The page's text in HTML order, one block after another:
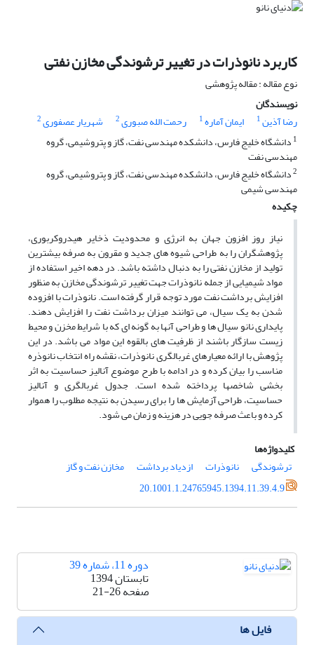
کاربرد نانوذرات در تغییر ترشوندگی مخازن نفتی
نوع مقاله : مقاله پژوهشی
نویسندگان
رضا آذین1 ایمان آماره1 رحمت الله صبوری2 شهریار عصفوری2
1 دانشگاه خلیج فارس، دانشکده مهندسی نفت، گاز و پتروشیمی، گروه
مهندسی نفت
2دانشگاه خلیج فارس، دانشکده مهندسی نفت، گاز و پتروشیمی، گروه
مهندسی شیمی
چکیده
نیاز روز افزون جهان به انرژی و محدودیت ذخایر هیدروکربوری،
پژوهشگران را به طراحی شیوه های جدید و مقرون به صرفه بیشترین
تولید از مخازن نفتی را به دنبال داشته باشد. در دهه اخیر استفاده از
مواد شیمیایی از جمله نانوذرات جهت تغییر ترشوندگی مخازن به منظور
افزایش برداشت نفت مورد توجه قرار گرفته است. نانوذرات با افزوده
شدن به یک سیال، می توانند میزان برداشت نفت را افزایش دهند.
پایداری نانو سیال ها و طراحی آنها به گونه ای که با شرایط مخزن و محیط
زیست سازگار باشند از ظرفیت های بالقوه این مواد می باشد. در این
پژوهش با ارائه معیارهای غربالگری نانوذرات، نقشه راه انتخاب نانوذره
مناسب را بیان کرده و در ادامه با طرح موضوع آنالیز حساسیت به اثر
بخشی شاخصها پرداخته شده است. جدول غربالگری و آنالیز
حساسیت، طراحی آزمایش ها را برای رسیدن به نتیجه مطلوب را هموار
کرده و باعث صرفه جویی در هزینه و زمان می شود.
کلیدواژه‌ها
ترشوندگی
نانوذرات ازدیاد برداشت
مخازن نفت و گاز
20.1001.1.24765945.1394.11.39.4.9
دوره 11، شماره 39
تابستان 1394
صفحه21-26
فایل ها